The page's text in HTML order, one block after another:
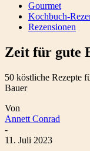
Gourmet
Kochbuch-
Rezensionen
Zeit für gute
50 köstliche Rezepte
Bauer
Von
Annett Conrad
-
11. Juli 2023